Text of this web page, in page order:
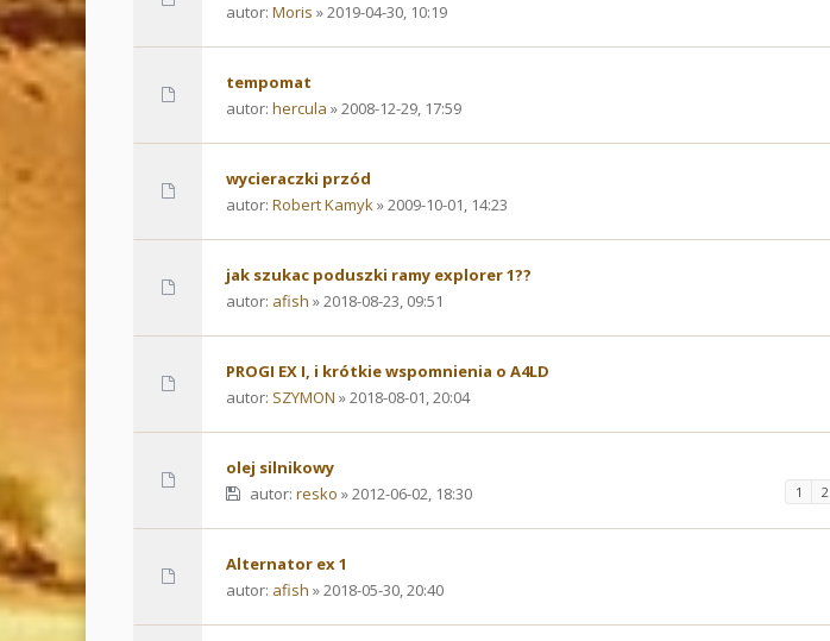
autor: Moris » 2019-04-30, 10:19
tempomat
autor: hercula » 2008-12-29, 17:59
wycieraczki przód
autor: Robert Kamyk» 2009-10-01, 14:23
jak szukac poduszki ramy explorer 1??
autor: afish » 2018-08-23, 09:51
PROGI EX I, i krótkie wspomnienia o A4LD
autor: SZYMON » 2018-08-01, 20:04
olej silnikowy
autor: resko » 2012-06-02, 18:30 1 2
Alternator ex 1
autor: afish » 2018-05-30, 20:40